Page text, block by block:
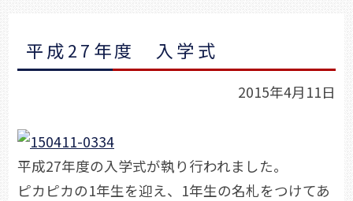
平成27年度 入学式
2015年4月11日
平成27年度の入学式が執り行われました。
ピカピカの1年生を迎え、1年生の名札をつけてあ